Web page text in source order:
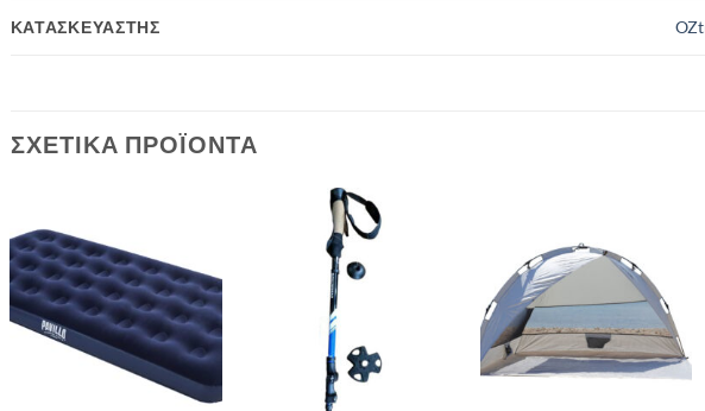
ΚΑΤΑΣΚΕΥΑΣΤΉΣ
ΣΧΕΤΙΚΆ ΠΡΟΪΌΝΤΑ
wishlist
wishlist